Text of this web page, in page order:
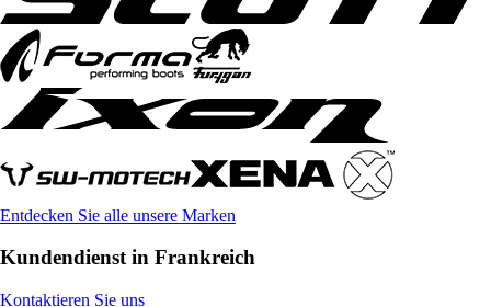
Entdecken Sie alle unsere Marken
Kundendienst in Frankreich
Kontaktieren Sie uns